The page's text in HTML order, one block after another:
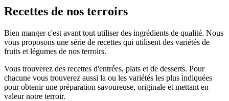
Recettes de nos terroirs
Bien manger c'est avant tout utiliser des ingrédients de qualité. Nous
vous proposons une série de recettes qui utilisent des variétés de
fruits et légumes de nos terroirs.
Vous trouverez des recettes d'entrées, plats et de desserts. Pour
chacune vous trouverez aussi la ou les variétés les plus indiquées
pour obtenir une préparation savoureuse, originale et mettant en
valeur notre terroir.